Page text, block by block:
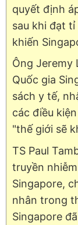
quyết định
sau khi đạt
khiến
Ông Jeremy
Quốc gia
sách y tế,
các điều
"thế giới sẽ
TS Paul
truyền
Singapore,
nhân trong
Singapore